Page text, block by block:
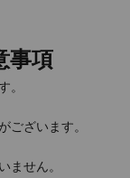
事項
。
ございます。
ません。